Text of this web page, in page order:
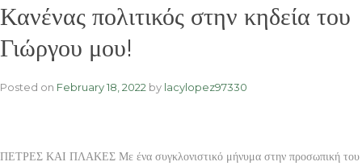
Κανένας πολιτικός στην κηδεία του
Γιώργου μου!
Posted on February 18, 2022 by lacylopez97330
ΠΕΤΡΕΣ ΚΑΙ ΠΛΑΚΕΣ Με ένα συγκλονιστικό μήνυμα στην προσωπική του